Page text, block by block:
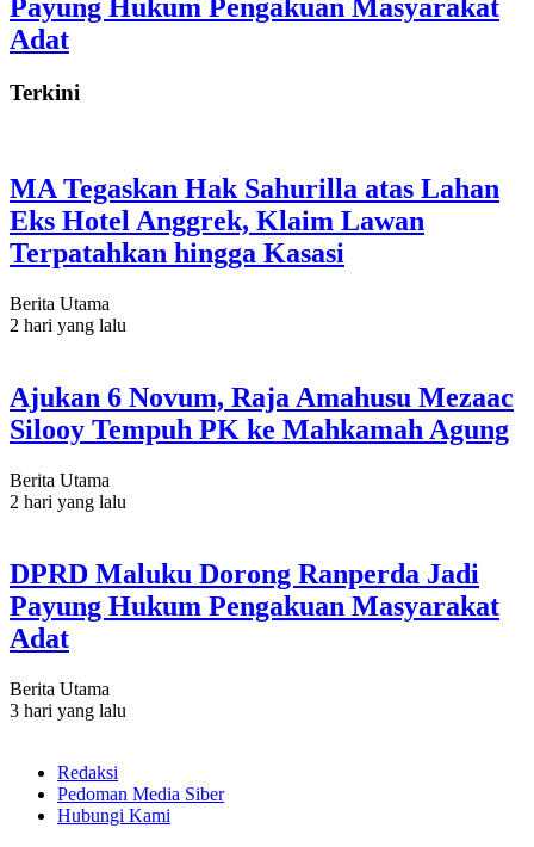
Payung Hukum Pengakuan Masyarakat
Adat
Terkini
MA Tegaskan Hak Sahurilla atas Lahan
Eks Hotel Anggrek, Klaim Lawan
Terpatahkan hingga Kasasi
Berita Utama
2 hari yang lalu
Ajukan 6 Novum, Raja Amahusu Mezaac
Silooy Tempuh PK ke Mahkamah Agung
Berita Utama
2 hari yang lalu
DPRD Maluku Dorong Ranperda Jadi
Payung Hukum Pengakuan Masyarakat
Adat
Berita Utama
3 hari yang lalu
Redaksi
Pedoman Media Siber
Hubungi Kami